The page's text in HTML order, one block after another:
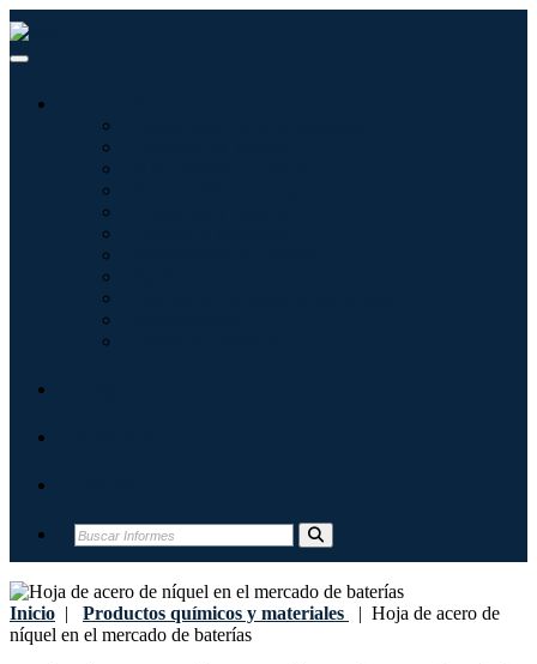
Inicio | Productos químicos y materiales | Hoja de acero de
níquel en el mercado de baterías